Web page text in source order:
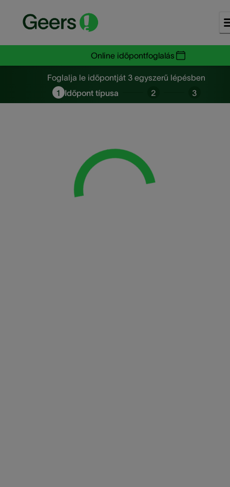
Online időpontfoglalás
Foglalja le időpontját 3
Foglalja le időpontját 3 egyszerű lépésben
1 Időpont típusa 2 3
Loading...